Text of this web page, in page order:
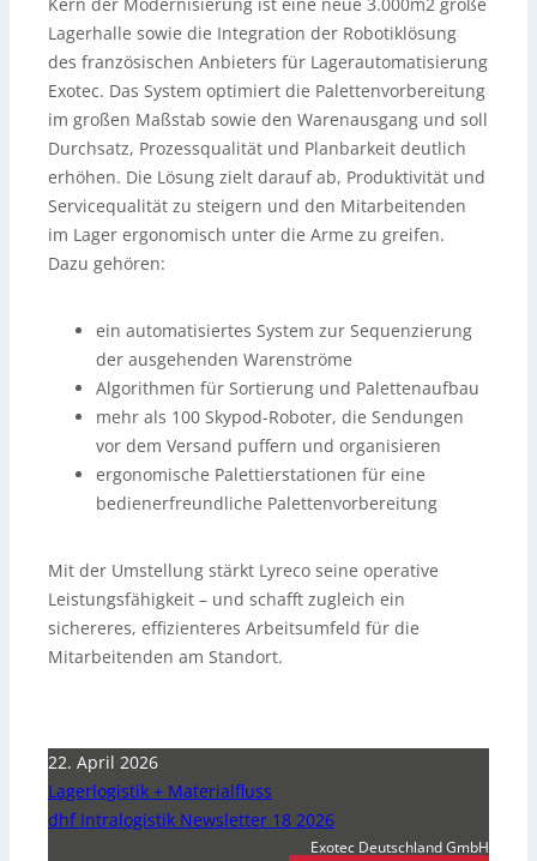
Lagerhalle sowie die Integration der Robotiklösung
des französischen Anbieters für Lagerautomatisierung
Exotec. Das System optimiert die Palettenvorbereitung
im großen Maßstab sowie den Warenausgang und soll
Durchsatz, Prozessqualität und Planbarkeit deutlich
erhöhen. Die Lösung zielt darauf ab, Produktivität und
Servicequalität zu steigern und den Mitarbeitenden
im Lager ergonomisch unter die Arme zu greifen.
Dazu gehören:
ein automatisiertes System zur Sequenzierung
der ausgehenden Warenströme
Algorithmen für Sortierung und Palettenaufbau
mehr als 100 Skypod-Roboter, die Sendungen
vor dem Versand puffern und organisieren
ergonomische Palettierstationen für eine
bedienerfreundliche Palettenvorbereitung
Mit der Umstellung stärkt Lyreco seine operative
Leistungsfähigkeit – und schafft zugleich ein
sichereres, effizienteres Arbeitsumfeld für die
Mitarbeitenden am Standort.
22. April 2026
Lagerlogistik + Materialfluss
dhf Intralogistik Newsletter 18 2026
Exotec Deutschland GmbH